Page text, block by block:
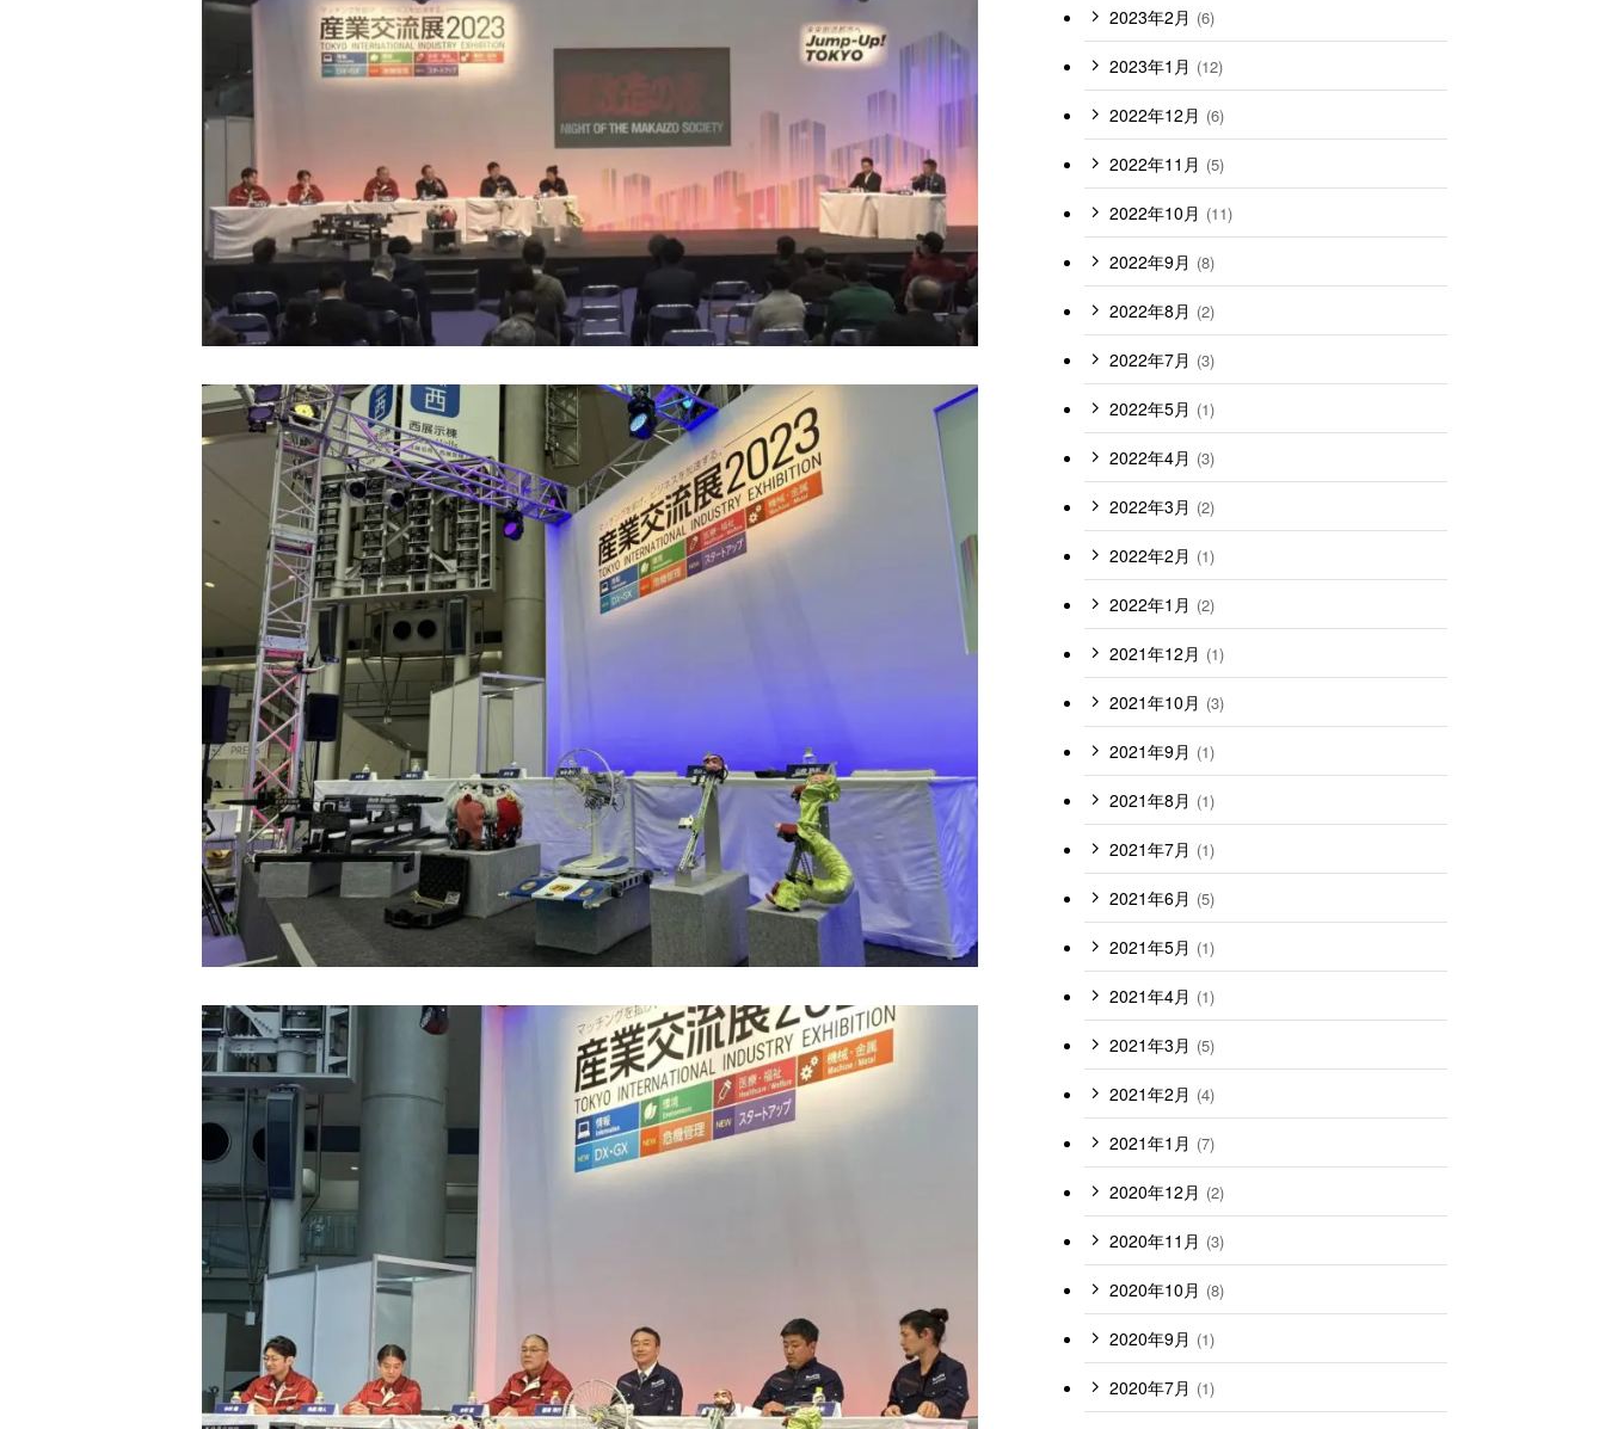
2023年2月 (6)
2023年1月 (12)
2022年12月 (6)
2022年11月 (5)
2022年10月 (11)
2022年9月 (8)
2022年8月 (2)
2022年7月 (3)
2022年5月 (1)
2022年4月 (3)
2022年3月 (2)
2022年2月 (1)
2022年1月 (2)
2021年12月 (1)
2021年10月 (3)
2021年9月 (1)
2021年8月 (1)
2021年7月 (1)
2021年6月 (5)
2021年5月 (1)
2021年4月 (1)
2021年3月 (5)
2021年2月 (4)
2021年1月 (7)
2020年12月 (2)
2020年11月 (3)
2020年10月 (8)
2020年9月 (1)
2020年7月 (1)